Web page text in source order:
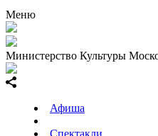
Меню
Министерство Культуры
Афиша
Спектакли